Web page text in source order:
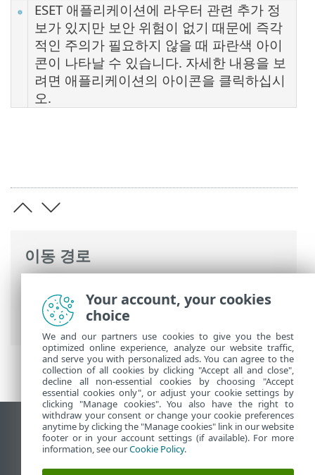
이동 경로
Security >ESET Small Business Security
운용>도구> 네트워크 검사
ESET 애플리케이션에 라우터 관련 추가 정
보가 있지만 보안 위험이 없기 때문에 즉각
적인 주의가 필요하지 않을 때 파란색 아이
콘이 나타날 수 있습니다. 자세한 내용을 보
려면 애플리케이션의 아이콘을 클릭하십시
오.
데스크톱 사이트 보기
End of Life
ESET 지식 베이스
Your account, your cookies
choice
We and our partners use cookies to give you the best
optimized online experience, analyze our website traffic,
and serve you with personalized ads. You can agree to the
collection of all cookies by clicking "Accept all and close",
decline all non-essential cookies by choosing "Accept
essential cookies only", or adjust your cookie settings by
clicking "Manage cookies". You also have the right to
withdraw your consent or change your cookie preferences
anytime by clicking the "Manage cookies" link in our website
footer or in your account settings (if available). For more
information, see ourCookie Policy.